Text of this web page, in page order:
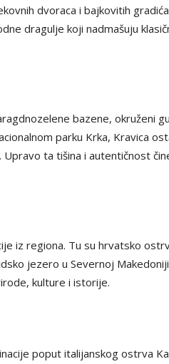
dvoraca i bajkovitih
dragulje koji nadmašuju
bazene, okruženi
parku Krka, Kravica
ta tišina i autentičnost
iz regiona. Tu su hrvatsko
jezero u Severnoj
kulture i istorije.
poput italijanskog ostrva